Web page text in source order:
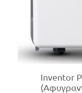
Inventor